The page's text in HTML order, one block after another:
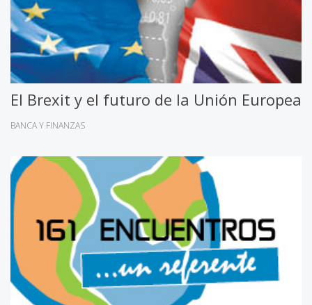
El Brexit y el futuro de la Unión Europea
BANCA Y FINANZAS